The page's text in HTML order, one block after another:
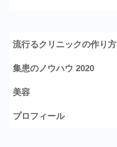
流行るクリニックの作り方
集患のノウハウ 2020
美容
プロフィール